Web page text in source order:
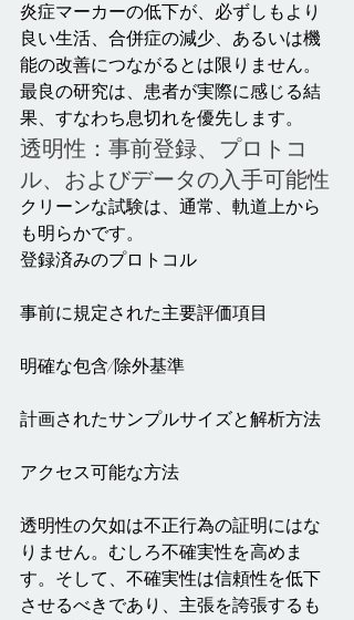
炎症マーカーの低下が、必ずしもより
良い生活、合併症の減少、あるいは機
能の改善につながるとは限りません。
最良の研究は、患者が実際に感じる結
果、すなわち息切れを優先します。
透明性：事前登録、プロトコ
ル、およびデータの入手可能性
クリーンな試験は、通常、軌道上から
も明らかです。
登録済みのプロトコル
事前に規定された主要評価項目
明確な包含/除外基準
計画されたサンプルサイズと解析方法
アクセス可能な方法
透明性の欠如は不正行為の証明にはな
りません。むしろ不確実性を高めま
す。そして、不確実性は信頼性を低下
させるべきであり、主張を誇張するも